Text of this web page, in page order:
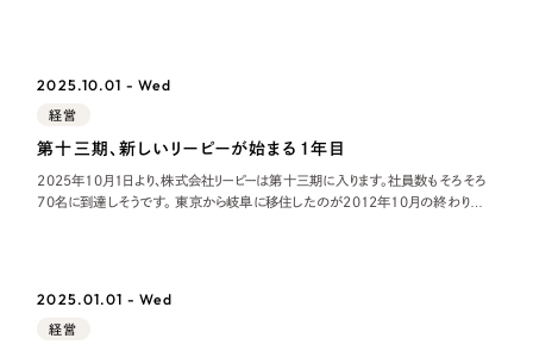
2025.10.01 - Wed
経営
第十三期、新しいリーピーが始まる１年目
2025年10月1日より、株式会社リーピーは第十三期に入ります。社員数もそろそろ
70名に到達しそうです。 東京から岐阜に移住したのが2012年10月の終わりだっ
2025.01.01 - Wed
経営